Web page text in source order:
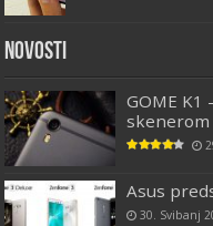
Novosti
GOME
skenerom
Asus
30. Svibanj